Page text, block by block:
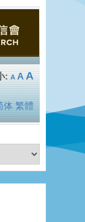
A A A
体 繁體